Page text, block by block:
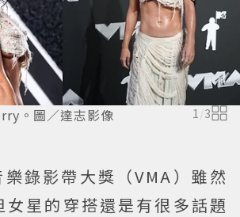
。圖／達志影像 1 /3
錄影帶大獎（VMA）雖然
女星的穿搭還是有很多話題